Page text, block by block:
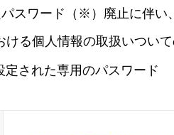
スワード（※）廃止に伴い
ける個人情報の取扱いつい
定された専用のパスワード